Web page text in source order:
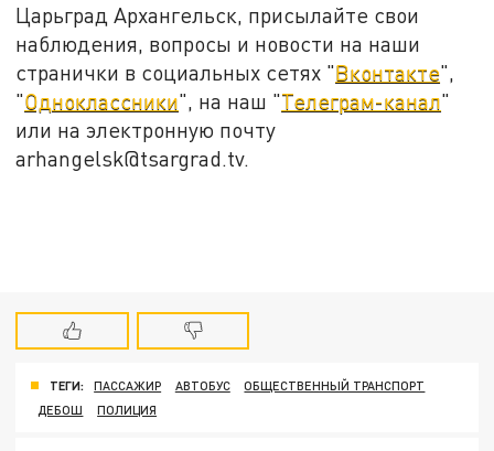
Царьград Архангельск, присылайте свои
наблюдения, вопросы и новости на наши
странички в социальных сетях "Вконтакте",
"Одноклассники", на наш "Телеграм-канал"
или на электронную почту
arhangelsk@tsargrad.tv.
ТЕГИ: ПАССАЖИР АВТОБУС
ОБЩЕСТВЕННЫЙ ТРАНСПОРТ
ДЕБОШ
ПОЛИЦИЯ